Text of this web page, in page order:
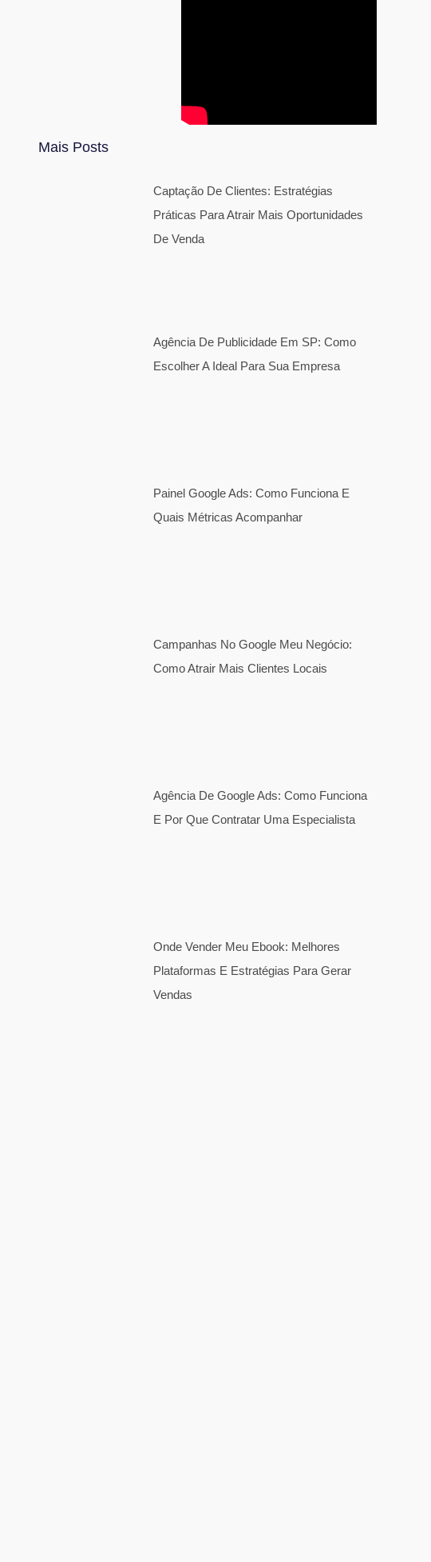
Mais Posts
Captação De Clientes: Estratégias
Práticas Para Atrair Mais Oportunidades
De Venda
Agência De Publicidade Em SP: Como
Escolher A Ideal Para Sua Empresa
Painel Google Ads: Como Funciona E
Quais Métricas Acompanhar
Campanhas No Google Meu Negócio:
Como Atrair Mais Clientes Locais
Agência De Google Ads: Como Funciona
E Por Que Contratar Uma Especialista
Onde Vender Meu Ebook: Melhores
Plataformas E Estratégias Para Gerar
Vendas